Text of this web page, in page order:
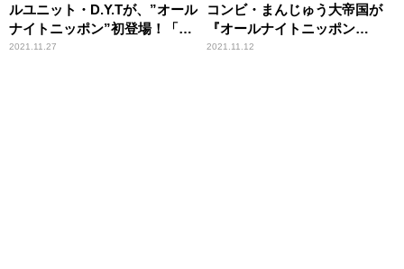
ルユニット・D.Y.Tが、”オール
ナイトニッポン”初登場！「自
分たちらしさを存分にさらけ
2021.11.27
コンビ・まんじゅう大帝国が
『オールナイトニッポン
0(ZERO)』登場！
2021.11.12